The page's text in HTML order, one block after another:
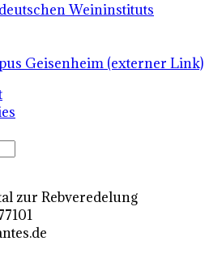
Weininstituts
Geisenheim (externer Link)
zur Rebveredelung